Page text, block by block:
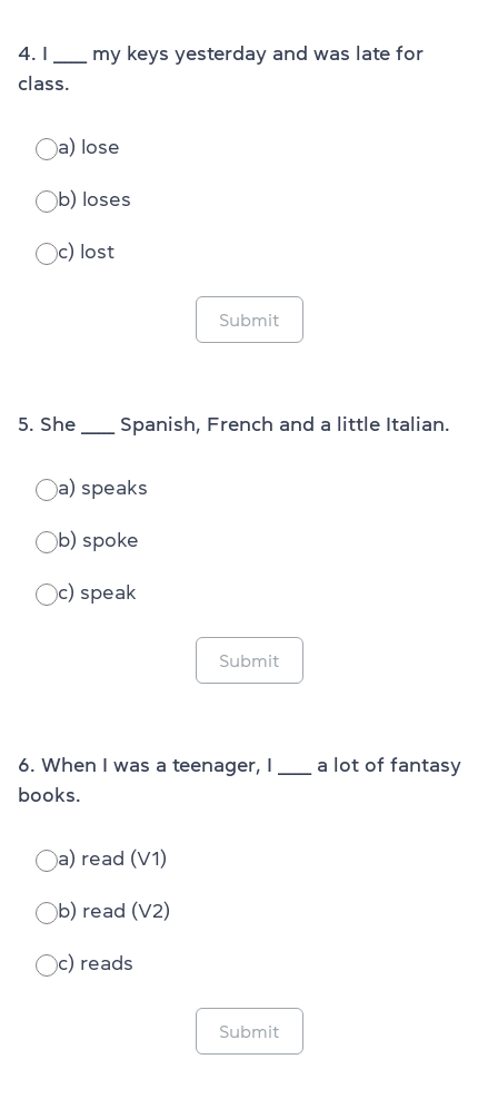
4. I ______ my keys yesterday and was late for
class.
a) lose
b) loses
c) lost
Submit
5. She ______ Spanish, French and a little Italian.
a) speaks
b) spoke
c) speak
Submit
6. When I was a teenager, I ______ a lot of fantasy
books.
a) read (V1)
b) read (V2)
c) reads
Submit